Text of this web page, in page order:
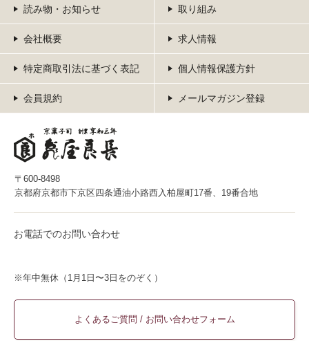
読み物・お知らせ 取り組み
会社概要 求人情報
特定商取引法に基づく表記 個人情報保護方針
会員規約 メールマガジン登録
〒600-8498
京都府京都市下京区四条通油小路西入柏屋町17番、19番合地
お電話でのお問い合わせ
※年中無休（1月1日〜3日をのぞく）
よくあるご質問 / お問い合わせフォーム